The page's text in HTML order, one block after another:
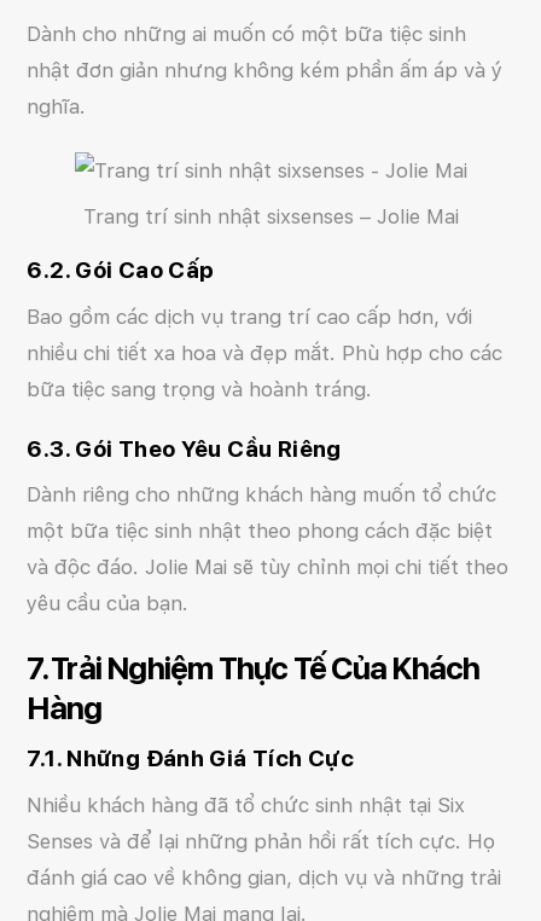
Dành cho những ai muốn có một bữa tiệc sinh
nhật đơn giản nhưng không kém phần ấm áp và ý
nghĩa.
Trang trí sinh nhật sixsenses – Jolie Mai
6.2. Gói Cao Cấp
Bao gồm các dịch vụ trang trí cao cấp hơn, với
nhiều chi tiết xa hoa và đẹp mắt. Phù hợp cho các
bữa tiệc sang trọng và hoành tráng.
6.3. Gói Theo Yêu Cầu Riêng
Dành riêng cho những khách hàng muốn tổ chức
một bữa tiệc sinh nhật theo phong cách đặc biệt
và độc đáo. Jolie Mai sẽ tùy chỉnh mọi chi tiết theo
yêu cầu của bạn.
7. Trải Nghiệm Thực Tế Của Khách
Hàng
7.1. Những Đánh Giá Tích Cực
Nhiều khách hàng đã tổ chức sinh nhật tại Six
Senses và để lại những phản hồi rất tích cực. Họ
đánh giá cao về không gian, dịch vụ và những trải
nghiệm mà Jolie Mai mang lại.